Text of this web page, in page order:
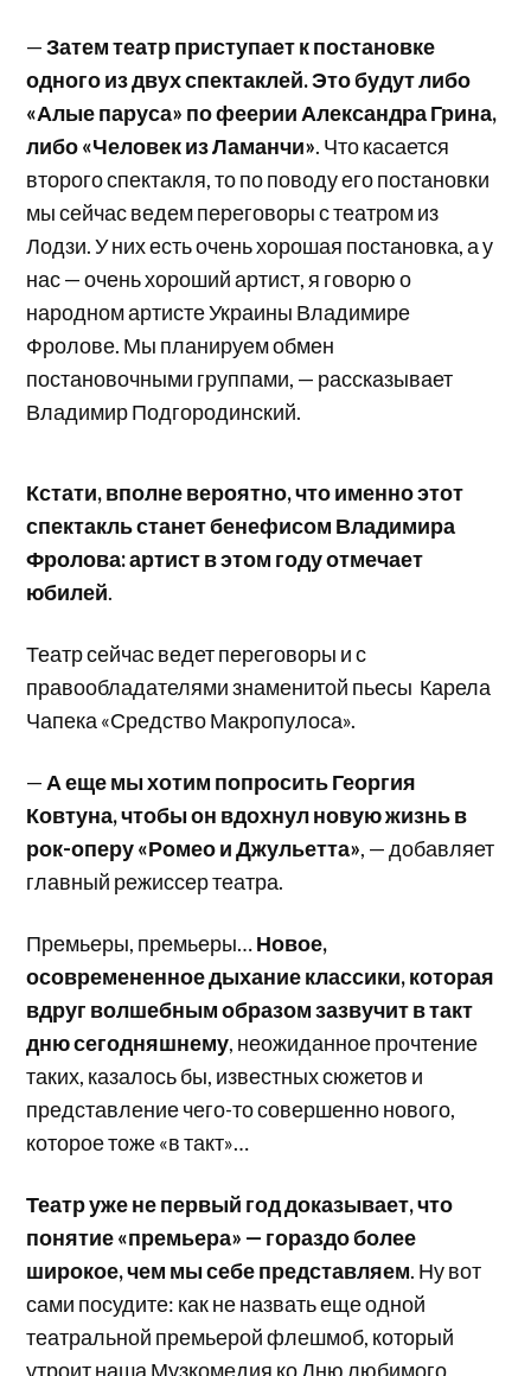
—Затем театр приступает к постановке
одного из двух спектаклей. Это будут либо
«Алые паруса» по феерии Александра Грина,
либо «Человек из Ламанчи». Что касается
второго спектакля, то по поводу его постановки
мы сейчас ведем переговоры с театром из
Лодзи. У них есть очень хорошая постановка, а у
нас — очень хороший артист, я говорю о
народном артисте Украины Владимире
Фролове. Мы планируем обмен
постановочными группами, — рассказывает
Владимир Подгородинский.
Кстати, вполне вероятно, что именно этот
спектакль станет бенефисом Владимира
Фролова: артист в этом году отмечает
юбилей.
Театр сейчас ведет переговоры и с
правообладателями знаменитой пьесы Карела
Чапека «Средство Макропулоса».
— А еще мы хотим попросить Георгия
Ковтуна, чтобы он вдохнул новую жизнь в
рок-оперу «Ромео и Джульетта», — добавляет
главный режиссер театра.
Премьеры, премьеры…Новое,
осовремененное дыхание классики, которая
вдруг волшебным образом зазвучит в такт
дню сегодняшнему, неожиданное прочтение
таких, казалось бы, известных сюжетов и
представление чего-то совершенно нового,
которое тоже «в такт»…
Театр уже не первый год доказывает, что
понятие «премьера» — гораздо более
широкое, чем мы себе представляем. Ну вот
сами посудите: как не назвать еще одной
театральной премьерой флешмоб, который
утроит наша Музкомедия ко Дню любимого